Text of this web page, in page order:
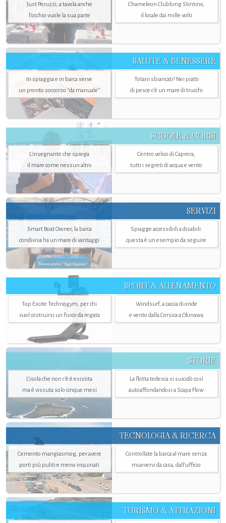
Just Peruzzi, a tavola anche
l’occhio vuole la sua parte
Chameleon Clubbing Stintino,
il locale dai mille volti
SALUTE & BENESSERE
In spiaggia e in barca serve
un pronto soccorso "da manuale"
Totani sbiancati? Nei piatti
di pesce c'è un mare di trucchi
SCUOLE & CORSI
L'insegnante che spiega
il mare come nessun altro
Centro velico di Caprera,
tutti i segreti di acqua e vento
SERVIZI
Smart Boat Owner, la barca
condivisa ha un mare di vantaggi
Spiagge accessibili a disabili:
questa è un esempio da seguire
SPORT & ALLENAMENTO
Top Excite Technogym, per chi
vuol costruirsi un fisico da regata
Windsurf, a caccia di onde
e vento dalla Corsica a Okinawa
STORIE
L’isola che non c'è è esistita
ma è vissuta solo cinque mesi
La flotta tedesca si suicidò così
autoaffondandosi a Scapa Flow
TECNOLOGIA & RICERCA
Cemento mangiasmog, per avere
porti più puliti e meno inquinati
Controllate la barca al mare senza
muovervi da casa, dall’ufficio
TURISMO & ATTRAZIONI